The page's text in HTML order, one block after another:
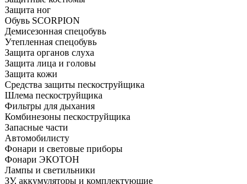
Защита ног
Обувь SCORPION
Демисезонная спецобувь
Утепленная спецобувь
Защита органов слуха
Защита лица и головы
Защита кожи
Средства защиты пескоструйщика
Шлема пескоструйщика
Фильтры для дыхания
Комбинезоны пескоструйщика
Запасные части
Автомобилисту
Фонари и световые приборы
Фонари ЭКОТОН
Лампы и светильники
ЗУ, аккумуляторы и комплектующие